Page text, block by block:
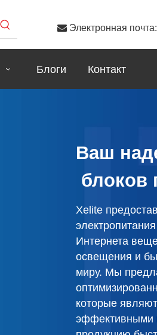
 Электронная почта:
Блоги Контакт